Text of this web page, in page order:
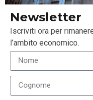
Investimenti ESG,
Biden
Newsletter
Iscriviti ora per
l’ambito economico.